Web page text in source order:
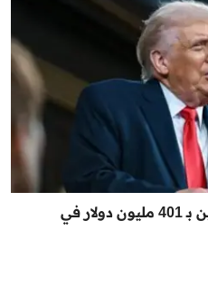
ترامب يستعد لدعم الجمهوريين بـ 401 مليون دولار في